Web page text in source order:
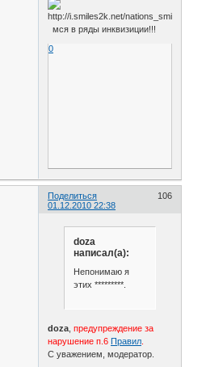
мся в ряды инквизиции!!!
0
Поделиться
106
01.12.2010 22:38
doza
написал(а):
Непонимаю я
этих *********.
doza ,предупреждение за
нарушение п.6 Правил
С уважением, модератор.